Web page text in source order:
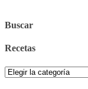
Buscar
Recetas
Recetas